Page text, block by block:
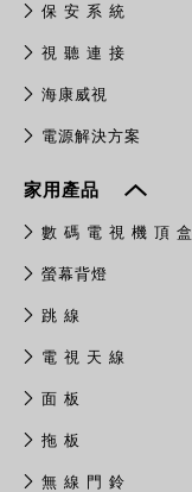
保 安 系 統
視 聽 連 接
​海康威視
電源解決方案
家用產品
數 碼 電 視 機 頂 盒
螢幕背燈
跳 線
電 視 天 線
面 板
拖 板
無 線 門 鈴